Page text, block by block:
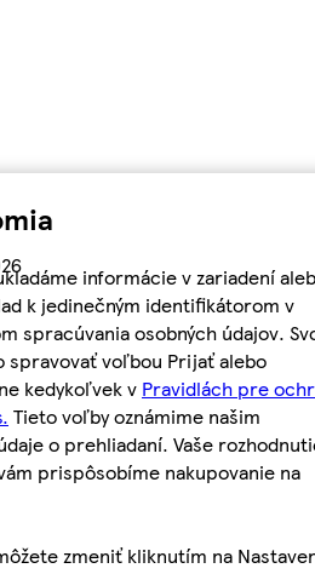
informácie v zariadení
k jedinečným identifikátorom v
spracúvania osobných údajov.
spravovať voľbou Prijať alebo
kedykoľvek v Pravidlách pre
Tieto voľby oznámime našim
o prehliadaní. Vaše
prispôsobíme nakupovanie na
zmeniť kliknutím na